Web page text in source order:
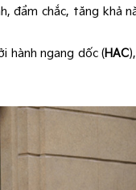
đầm chắc, tăng khả
hành ngang dốc (HAC